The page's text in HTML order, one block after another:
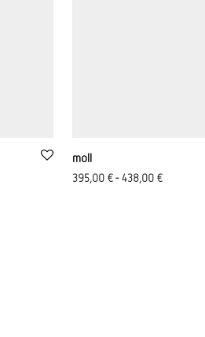
moll
395,00€-438,00€